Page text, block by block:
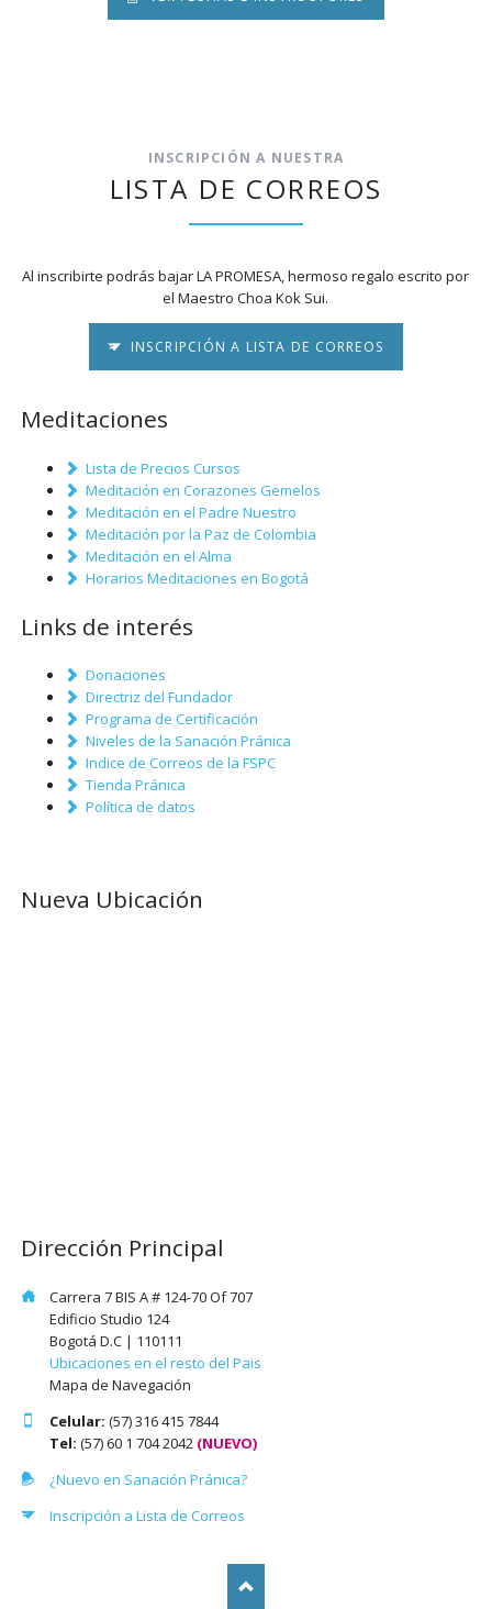
INSCRIPCIÓN A NUESTRA
LISTA DE CORREOS
Al inscribirte podrás bajar LA PROMESA, hermoso regalo escrito por
el Maestro Choa Kok Sui.
INSCRIPCIÓN A LISTA DE CORREOS
Meditaciones
Lista de Precios Cursos
Meditación en Corazones Gemelos
Meditación en el Padre Nuestro
Meditación por la Paz de Colombia
Meditación en el Alma
Horarios Meditaciones en Bogotá
Links de interés
Donaciones
Directriz del Fundador
Programa de Certificación
Niveles de la Sanación Pránica
Indice de Correos de la FSPC
Tienda Pránica
Política de datos
Nueva Ubicación
Dirección Principal
Carrera 7 BIS A # 124-70 Of 707
Edificio Studio 124
Bogotá D.C | 110111
Ubicaciones en el resto del Pais
Mapa de Navegación
Celular: (57) 316 415 7844
Tel: (57) 60 1 704 2042 (NUEVO)
¿Nuevo en Sanación Pránica?
Inscripción a Lista de Correos